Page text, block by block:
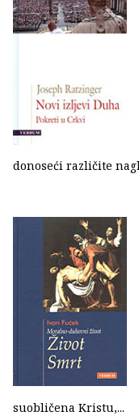
donoseći različite
suobličena Kristu,...